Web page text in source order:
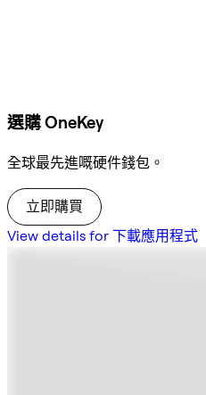
選購 OneKey
全球最先進嘅硬件錢包。
立即購買
View details for 下載應用程式